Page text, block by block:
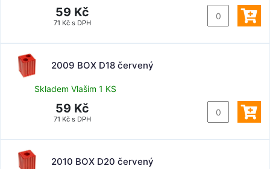
59 Kč
71 Kč s DPH
2009 BOX D18 červený
Skladem Vlašim 1 KS
59 Kč
71 Kč s DPH
2010 BOX D20 červený